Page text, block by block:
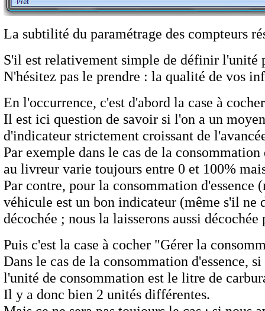
La subtilité du paramétrage des compteurs
S'il est relativement simple de définir l'unité
N'hésitez pas le prendre : la qualité de vos
En l'occurrence, c'est d'abord la case à
Il est ici question de savoir si l'on a un
d'indicateur strictement croissant de
Par exemple dans le cas de la
au livreur varie toujours entre 0 et 100%
Par contre, pour la consommation
véhicule est un bon indicateur (même s'il ne
décochée ; nous la laisserons aussi
Puis c'est la case à cocher "Gérer la
Dans le cas de la consommation
l'unité de consommation est le litre de
Il y a donc bien 2 unités différentes.